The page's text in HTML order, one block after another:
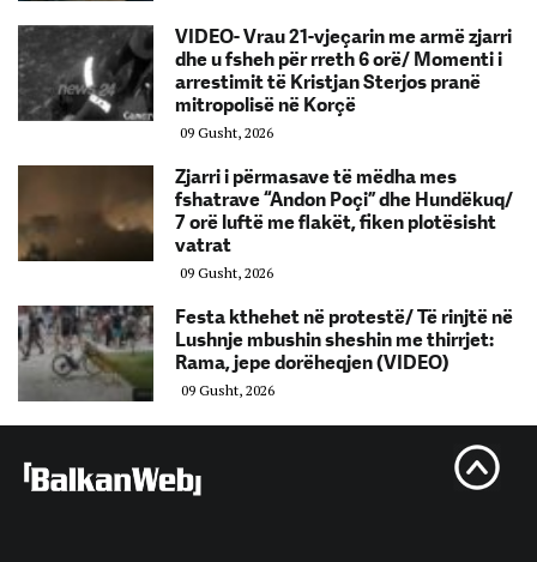
VIDEO- Vrau 21-vjeçarin me armë zjarri
dhe u fsheh për rreth 6 orë/ Momenti i
arrestimit të Kristjan Sterjos pranë
mitropolisë në Korçë
09 Gusht, 2026
Zjarri i përmasave të mëdha mes
fshatrave “Andon Poçi” dhe Hundëkuq/
7 orë luftë me flakët, fiken plotësisht
vatrat
09 Gusht, 2026
Festa kthehet në protestë/ Të rinjtë në
Lushnje mbushin sheshin me thirrjet:
Rama, jepe dorëheqjen (VIDEO)
09 Gusht, 2026